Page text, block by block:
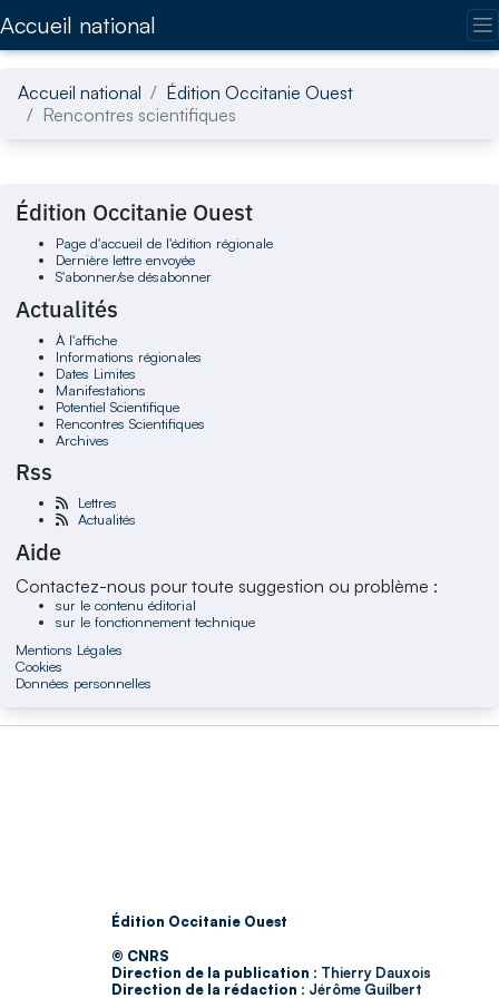
Accueil national
Accueil national
Édition Occitanie Ouest
Rencontres scientifiques
Édition Occitanie Ouest
Page d'accueil de l'édition régionale
Dernière lettre envoyée
S'abonner/se désabonner
Actualités
À l'affiche
Informations régionales
Dates Limites
Manifestations
Potentiel Scientifique
Rencontres Scientifiques
Archives
Rss
Lettres
Actualités
Aide
Contactez-nous pour toute suggestion ou problème :
sur le contenu éditorial
sur le fonctionnement technique
Mentions Légales
Cookies
Données personnelles
Édition Occitanie Ouest
© CNRS
Direction de la publication : Thierry Dauxois
Direction de la rédaction : Jérôme Guilbert